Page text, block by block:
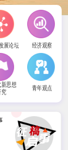
展论坛 经济观察
思想
究
青年观点